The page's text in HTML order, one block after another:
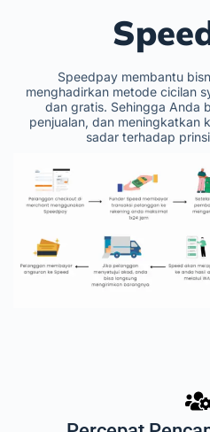
Speedpay membantu
menghadirkan metode cicilan
dan gratis. Sehingga Anda
penjualan, dan meningkatkan
sadar terhadap